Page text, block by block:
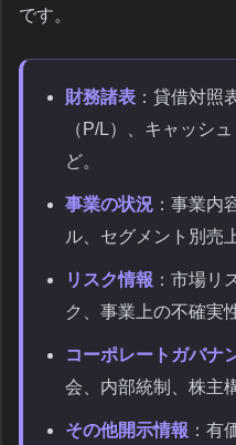
です。
財務諸表 ：貸借対照
（P/L）、キャッシ
ど。
事業の状況 ：事業内
ル、セグメント別売
リスク情報 ：市場リ
ク、事業上の不確実
コーポレートガバナ
会、内部統制、株主
その他開示情報 ：有